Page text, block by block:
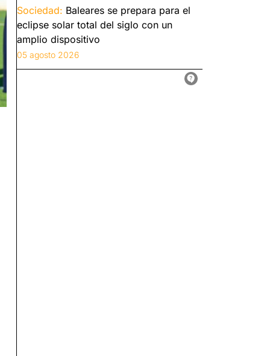
Sociedad: Baleares se prepara para el
eclipse solar total del siglo con un
amplio dispositivo
05 agosto 2026